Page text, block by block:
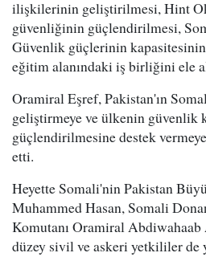
ilişkilerinin geliştirilmesi, Hint
güvenliğinin güçlendirilmesi,
Güvenlik güçlerinin kapasitesinin
eğitim alanındaki iş birliğini ele
Oramiral Eşref, Pakistan'ın
geliştirmeye ve ülkenin güvenlik
güçlendirilmesine destek
etti.
Heyette Somali'nin Pakistan
Muhammed Hasan, Somali
Komutanı Oramiral
düzey sivil ve askeri yetkililer de